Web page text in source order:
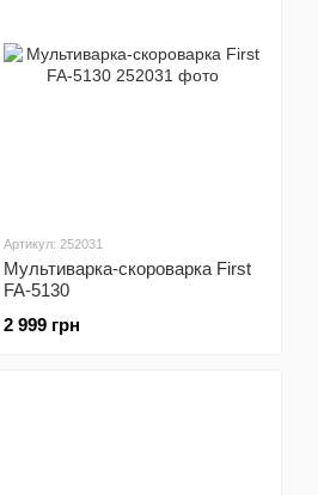
Артикул: 252031
Мультиварка-скороварка First
FA-5130
2 999 грн